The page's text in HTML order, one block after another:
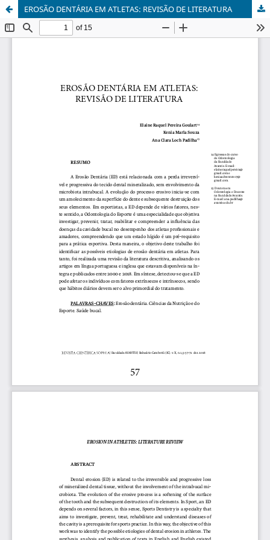
EROSÃO DENTÁRIA EM ATLETAS: REVISÃO DE LITERATURA